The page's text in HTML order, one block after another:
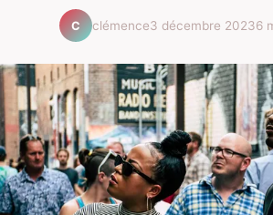
C clémence3 décembre 20236